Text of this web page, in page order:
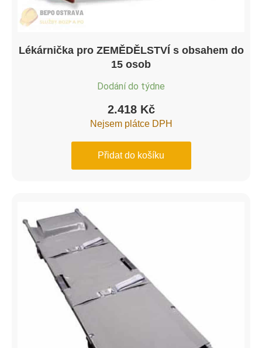
Lékárnička pro ZEMĚDĚLSTVÍ s obsahem do
15 osob
Dodání do týdne
2.418 Kč
Nejsem plátce DPH
Přidat do košíku